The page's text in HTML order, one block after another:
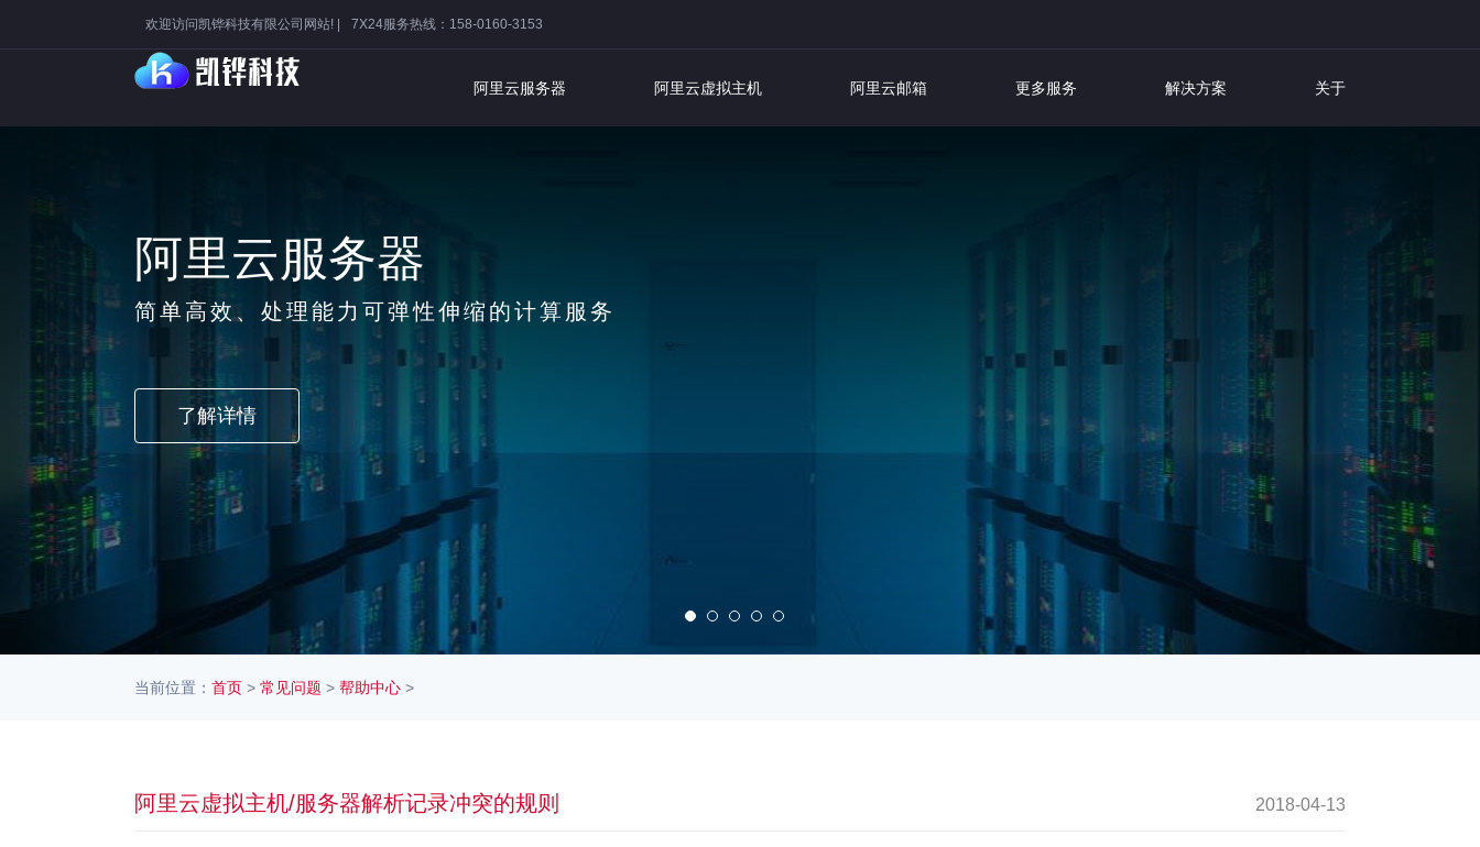
欢迎访问凯铧科技有限公司网站! | 7X24服务热线：158-0160-3153
阿里云服务器 阿里云虚拟主机 阿里云邮箱 更多服务 解决方案 关于
阿里云虚拟主机
市场占用率第一，20年专业品质保证
了解详情
当前位置： 首页 > 常见问题 > 帮助中心 >
阿里云虚拟主机/服务器解析记录冲突的规则
2018-04-13